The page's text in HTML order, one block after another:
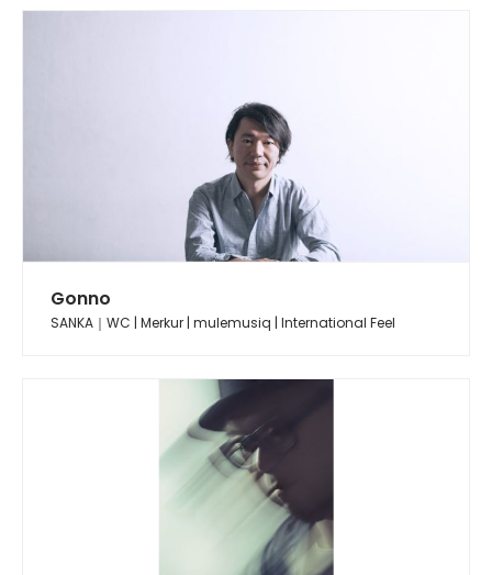
Gonno
SANKA｜WC | Merkur | mulemusiq | International Feel